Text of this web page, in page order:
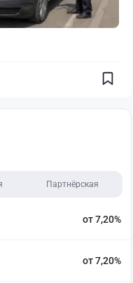
Партнёрская
от 7,20%
от 7,20%